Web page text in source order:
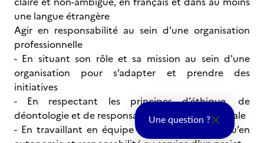
une langue étrangère
Agir en responsabilité au sein d’une organisation
professionnelle
- En situant son rôle et sa mission au sein d'une
organisation pour s’adapter et prendre des
initiatives
- En respectant les principes d’éthique, de
déontologie et de responsabilité environnementale
- En travaillant en équipe et en réseau ainsi qu’en
Une question ?